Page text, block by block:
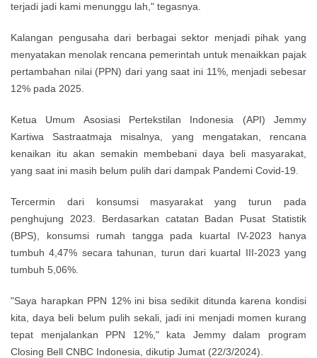
terjadi jadi kami menunggu lah," tegasnya.
Kalangan pengusaha dari berbagai sektor menjadi pihak yang
menyatakan menolak rencana pemerintah untuk menaikkan pajak
pertambahan nilai (PPN) dari yang saat ini 11%, menjadi sebesar
12% pada 2025.
Ketua Umum Asosiasi Pertekstilan Indonesia (API) Jemmy
Kartiwa Sastraatmaja misalnya, yang mengatakan, rencana
kenaikan itu akan semakin membebani daya beli masyarakat,
yang saat ini masih belum pulih dari dampak Pandemi Covid-19.
Tercermin dari konsumsi masyarakat yang turun pada
penghujung 2023. Berdasarkan catatan Badan Pusat Statistik
(BPS), konsumsi rumah tangga pada kuartal IV-2023 hanya
tumbuh 4,47% secara tahunan, turun dari kuartal III-2023 yang
tumbuh 5,06%.
"Saya harapkan PPN 12% ini bisa sedikit ditunda karena kondisi
kita, daya beli belum pulih sekali, jadi ini menjadi momen kurang
tepat menjalankan PPN 12%," kata Jemmy dalam program
Closing Bell CNBC Indonesia, dikutip Jumat (22/3/2024).